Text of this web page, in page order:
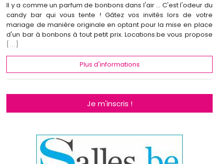
Il y a comme un parfum de bonbons dans l'air ... C'est l'odeur du
candy bar qui vous tente ! Gâtez vos invités lors de votre
mariage de manière originale en optant pour la mise en place
d'un bar à bonbons à tout petit prix. Locations.be vous propose
[...]
Plus d'informations
Je m'inscris !